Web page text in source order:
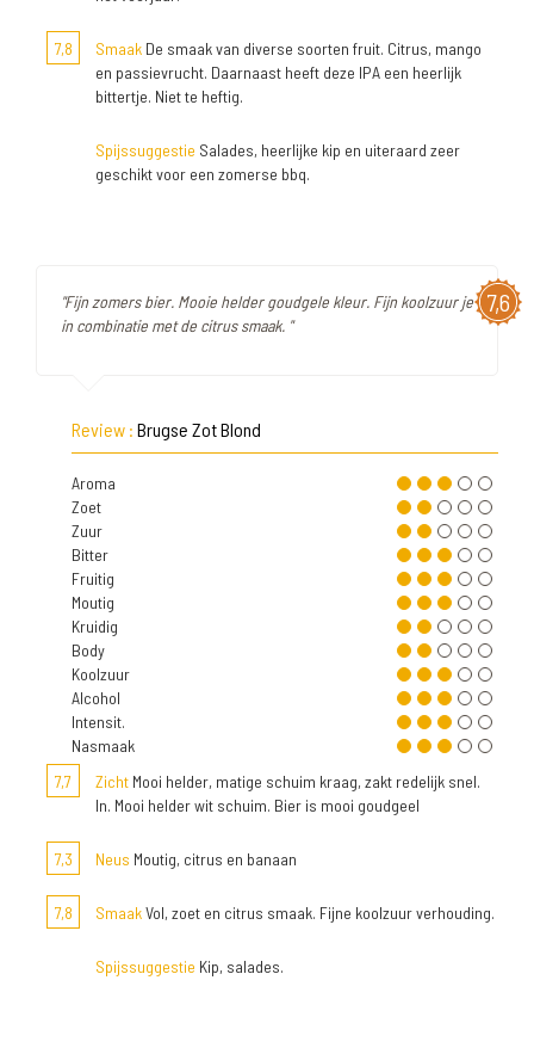
7,8 Smaak De smaak van diverse soorten fruit. Citrus, mango
en passievrucht. Daarnaast heeft deze IPA een heerlijk
bittertje. Niet te heftig.
Spijssuggestie Salades, heerlijke kip en uiteraard zeer
geschikt voor een zomerse bbq.
7,6
"Fijn zomers bier. Mooie helder goudgele kleur. Fijn koolzuur je
in combinatie met de citrus smaak. "
Review : Brugse Zot Blond
Aroma
Zoet
Zuur
Bitter
Fruitig
Moutig
Kruidig
Body
Koolzuur
Alcohol
Intensit.
Nasmaak
7,7
Zicht Mooi helder, matige schuim kraag, zakt redelijk snel.
In. Mooi helder wit schuim. Bier is mooi goudgeel
7,3 Neus Moutig, citrus en banaan
7,8 SmaakVol, zoet en citrus smaak. Fijne koolzuur verhouding.
Spijssuggestie Kip, salades.